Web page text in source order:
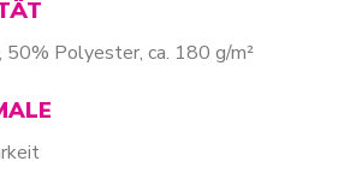
Polyester, ca. 180 g/m²